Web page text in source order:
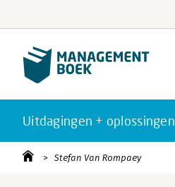
Uitdagingen + oplossingen
Stefan Van Rompaey